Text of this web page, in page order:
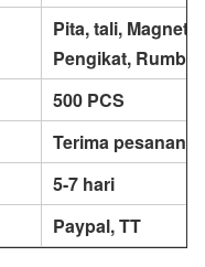
Pita, tali,
Pengikat,
500 PCS
Terima pesanan
5-7 hari
Paypal, TT